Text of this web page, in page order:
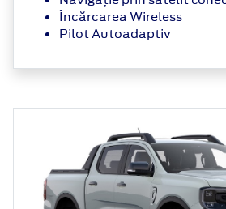
Încărcarea Wireless
Pilot Autoadaptiv